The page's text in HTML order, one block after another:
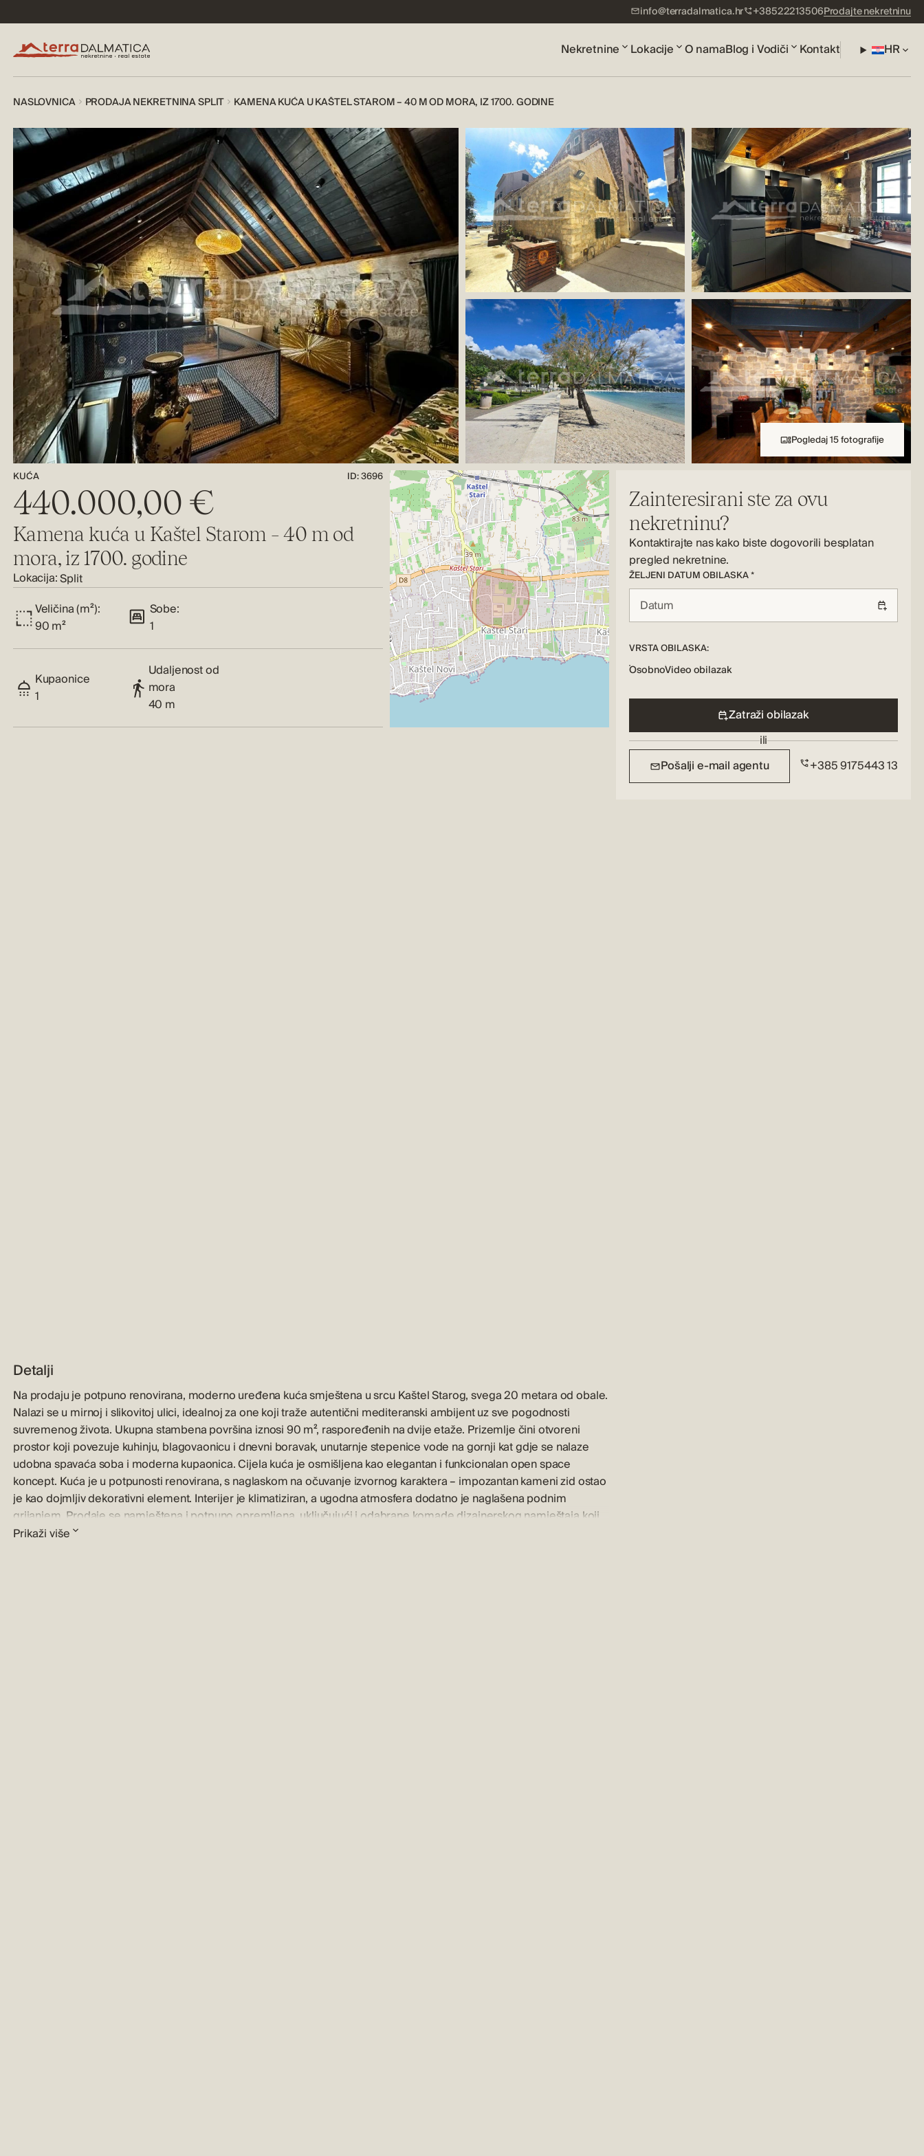
info@terradalmatica.hr +38522213506Prodajte nekretninu
Nekretnine Lokacije O namaBlog i Vodiči Kontakt HR
NASLOVNICA PRODAJA NEKRETNINA SPLIT KAMENA KUĆA U KAŠTEL STAROM – 40 M OD MORA, IZ 1700. GODINE
Pogledaj 15 fotografije
KUĆA ID: 3696
440.000,00 €
Kamena kuća u Kaštel Starom – 40 m od
mora, iz 1700. godine
Lokacija:Split
Veličina (m²):
90 m²
Sobe:
1
Kupaonice
1
Udaljenost od
mora
40 m
Detalji
Na prodaju je potpuno renovirana, moderno uređena kuća smještena u srcu Kaštel Starog, svega 20 metara od obale.
Nalazi se u mirnoj i slikovitoj ulici, idealnoj za one koji traže autentični mediteranski ambijent uz sve pogodnosti
suvremenog života. Ukupna stambena površina iznosi 90 m², raspoređenih na dvije etaže. Prizemlje čini otvoreni
prostor koji povezuje kuhinju, blagovaonicu i dnevni boravak, unutarnje stepenice vode na gornji kat gdje se nalaze
udobna spavaća soba i moderna kupaonica. Cijela kuća je osmišljena kao elegantan i funkcionalan open space
koncept. Kuća je u potpunosti renovirana, s naglaskom na očuvanje izvornog karaktera – impozantan kameni zid ostao
je kao dojmljiv dekorativni element. Interijer je klimatiziran, a ugodna atmosfera dodatno je naglašena podnim
grijanjem. Prodaje se namještena i potpuno opremljena, uključujući i odabrane komade dizajnerskog namještaja koji
prostoru daju dodatnu dozu sofisticiranosti. Kaštel Stari jedan je od sedam Kaštela koji čine ovaj povijesni krajolik
Prikaži više
Zainteresirani ste za ovu
nekretninu?
Kontaktirajte nas kako biste dogovorili besplatan
pregled nekretnine.
ŽELJENI DATUM OBILASKA *
VRSTA OBILASKA:
OsobnoVideo obilazak
Zatraži obilazak
ili
Pošalji e-mail agentu
+385 9175443 13